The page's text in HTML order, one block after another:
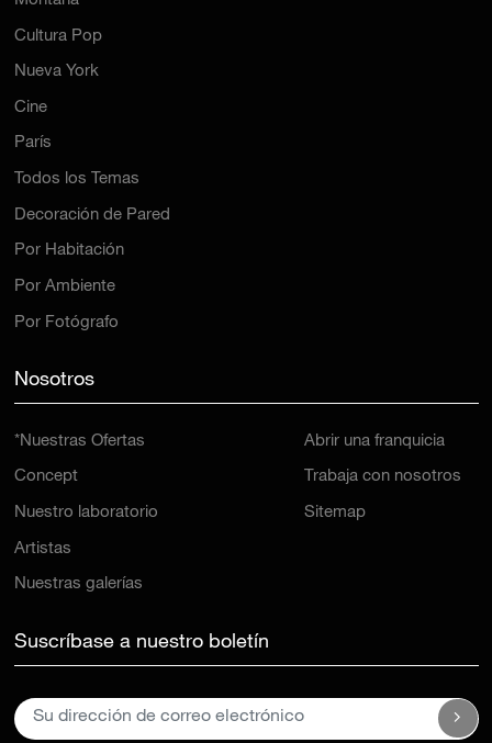
Cultura Pop
Nueva York
Cine
París
Todos los Temas
Decoración de Pared
Por Habitación
Por Ambiente
Por Fotógrafo
Nosotros
*Nuestras Ofertas
Concept
Nuestro laboratorio
Artistas
Nuestras galerías
Abrir una franquicia
Trabaja con nosotros
Sitemap
Suscríbase a nuestro boletín